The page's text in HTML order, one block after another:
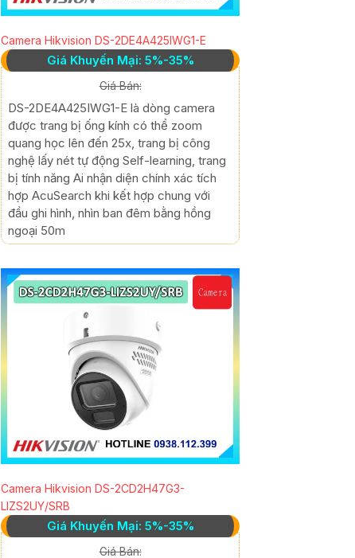
Camera Hikvision DS-2DE4A425IWG1-E
Giá Khuyến Mại: 5%-35%
Giá Bán:
DS-2DE4A425IWG1-E là dòng camera
được trang bị ống kính có thể zoom
quang học lên đến 25x, trang bị công
nghệ lấy nét tự động Self-learning, trang
bị tính năng Ai nhận diện chính xác tích
hợp AcuSearch khi kết hợp chung với
đầu ghi hình, nhìn ban đêm bằng hồng
ngoại 50m
Camera Hikvision DS-2CD2H47G3-
LIZS2UY/SRB
Giá Khuyến Mại: 5%-35%
Giá Bán: